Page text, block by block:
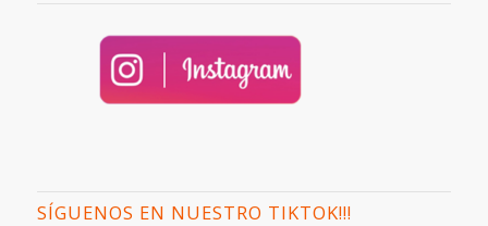
SÍGUENOS EN NUESTRO TIKTOK!!!